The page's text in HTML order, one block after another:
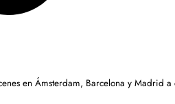
en Ámsterdam, Barcelona y Madrid